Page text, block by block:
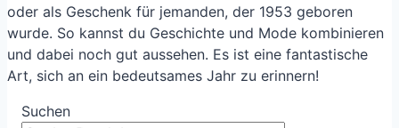
oder als Geschenk für jemanden, der 1953 geboren
wurde. So kannst du Geschichte und Mode kombinieren
und dabei noch gut aussehen. Es ist eine fantastische
Art, sich an ein bedeutsames Jahr zu erinnern!
Suchen